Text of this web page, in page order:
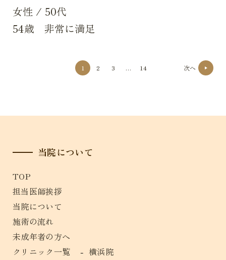
女性 / 50代
54歳 非常に満足
ゲ
ョ
1 2 3 … 14 次へ
当院について
TOP
担当医師挨拶
当院について
施術の流れ
未成年者の方へ
クリニック一覧
横浜院